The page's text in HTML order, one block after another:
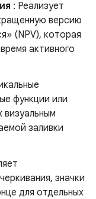
: Реализует
версию
(NPV), которая
активного
функции или
заливки
значки
для отдельных